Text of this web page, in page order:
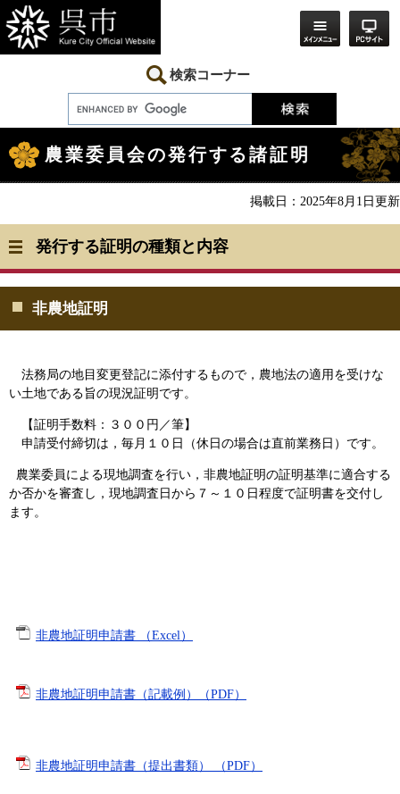
ー
ジ
の
ニ
ュ
ー
本
へ
検索コーナー
文
農業委員会の発行する諸証明
掲載日：2025年8月1日更新
発行する証明の種類と内容
非農地証明
法務局の地目変更登記に添付するもので，農地法の適用を受けな
い土地である旨の現況証明です。
【証明手数料：３００円／筆】
申請受付締切は，毎月１０日（休日の場合は直前業務日）です。
農業委員による現地調査を行い，非農地証明の証明基準に適合する
か否かを審査し，現地調査日から７～１０日程度で証明書を交付し
ます。
非農地証明申請書 （Excel）
非農地証明申請書（記載例）（PDF）
非農地証明申請書（提出書類） （PDF）